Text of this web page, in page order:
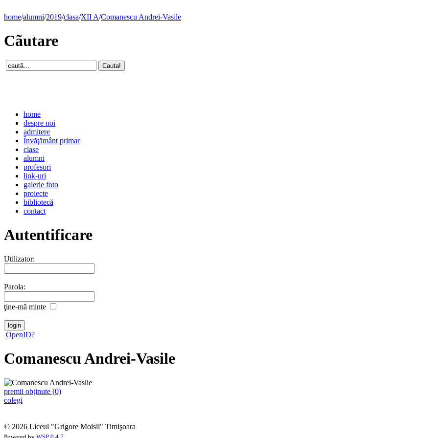
home/alumni/2019/clasa/XII A/Comanescu Andrei-Vasile
Cãutare
home
despre noi
admitere
Învăţământ primar
clase
alumni
profesori
link-uri
galerie foto
proiecte
bibliotecă
contact
Autentificare
Utilizator:
Parola:
ţine-mã minte
OpenID?
Comanescu Andrei-Vasile
premii obţinute (0)
colegi
© 2026 Liceul "Grigore Moisil" Timişoara